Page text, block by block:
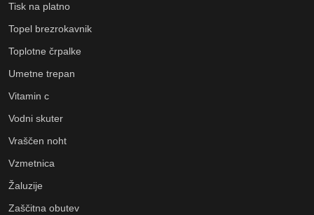
Tisk na platno
Topel brezrokavnik
Toplotne črpalke
Umetne trepan
Vitamin c
Vodni skuter
Vraščen noht
Vzmetnica
Žaluzije
Zaščitna obutev